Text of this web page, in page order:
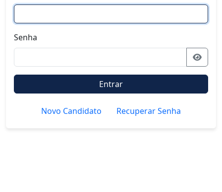
Senha
Entrar
Novo Candidato Recuperar Senha